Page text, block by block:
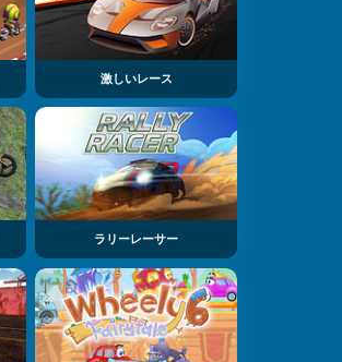
激しいレース
ラリーレーサー